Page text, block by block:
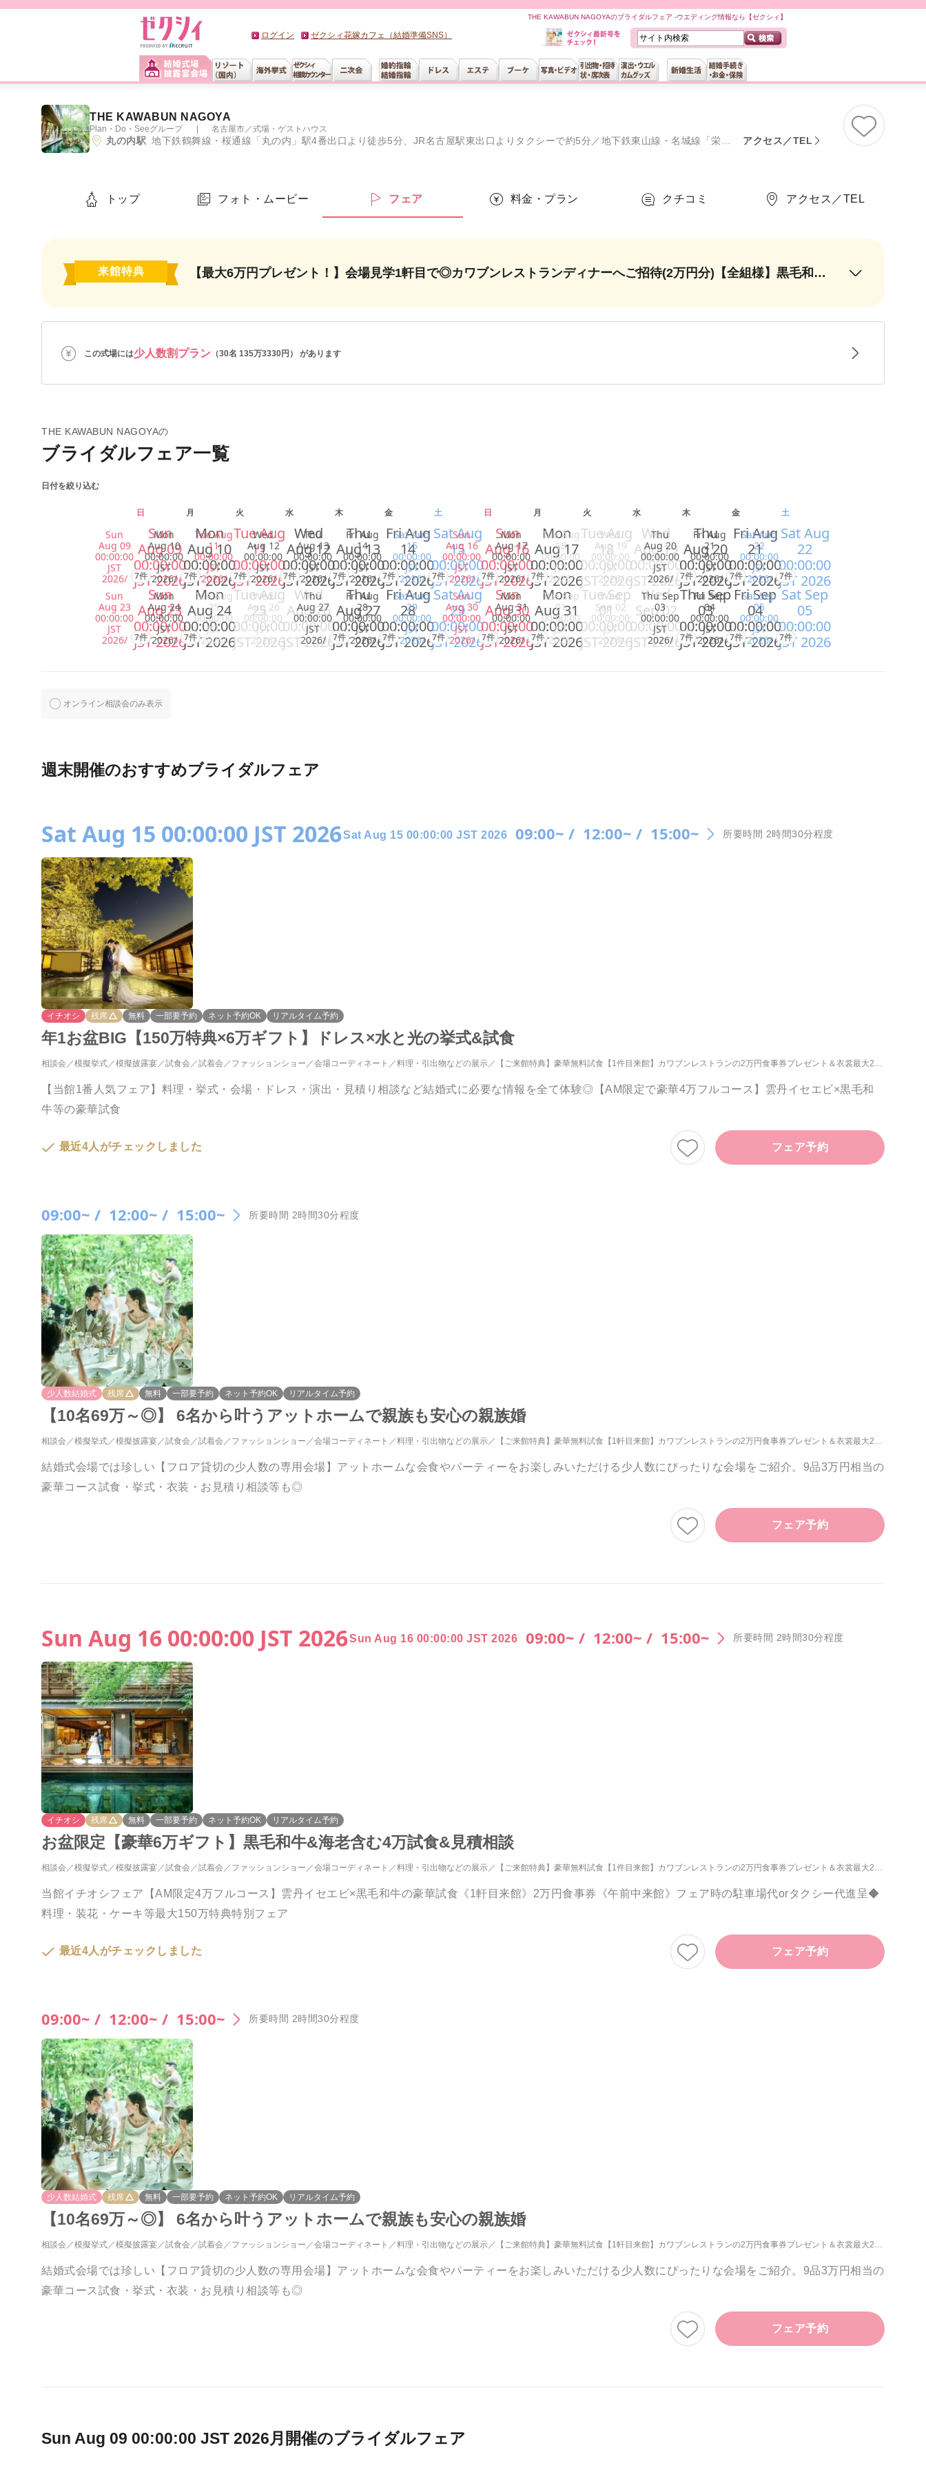
THE KAWABUN NAGOYAのブライダルフェア -ウエディング情報なら【ゼクシィ】
ログイン ゼクシィ花嫁カフェ（結婚準備SNS）
THE KAWABUN NAGOYA
Plan・Do・Seeグループ 名古屋市 ／式場・ゲストハウス
丸の内駅 地下鉄鶴舞線・桜通線「丸の内」駅4番出口より徒歩5分、JR名古屋駅東出口よりタクシーで約5分／地下鉄東山線・名城線「栄」駅よりタクシーで約5分、岐阜駅から電車で約40分／岡崎駅から電車で約50分／中部国際空港から電車で約50分 アクセス／TEL
トップ フォト・ムービー フェア 料金・プラン クチコミ アクセス／TEL
来館特典 【最大6万円プレゼント！】会場見学1軒目で◎カワブンレストランディナーへご招待(2万円分)【全組様】黒毛和牛・イセエビなど豪華3万円フルコース試食
この式場には少人数割プラン （30名 135万3330円） があります
THE KAWABUN NAGOYAの
ブライダルフェア一覧
日付を絞り込む
日 月 火 水 木 金 土 日 月 火 水 木 金 土
Sun
Aug 09
00:00:00
JST
2026/
Sun
Aug 09
00:00:00
JST 2026
7件
Mon
Aug 10
00:00:00
JST
2026/
Mon
Aug 10
00:00:00
JST 2026
7件
Tue Aug
11
00:00:00
JST
2026/
Tue Aug
11
00:00:00
JST 2026
7件
Wed
Aug 12
00:00:00
JST
2026/
Wed
Aug 12
00:00:00
JST 2026
7件
Thu
Aug 13
00:00:00
JST
2026/
Thu
Aug 13
00:00:00
JST 2026
7件
Fri Aug
14
00:00:00
JST
2026/
Fri Aug
14
00:00:00
JST 2026
7件
Sat Aug
15
00:00:00
JST
2026/
Sat Aug
15
00:00:00
JST 2026
7件
Sun
Aug 16
00:00:00
JST
2026/
Sun
Aug 16
00:00:00
JST 2026
7件
Mon
Aug 17
00:00:00
JST
2026/
Mon
Aug 17
00:00:00
JST 2026
7件
Tue Aug
18
00:00:00
JST
2026/
Tue Aug
18
00:00:00
JST 2026
Wed
Aug 19
00:00:00
JST
2026/
Wed
Aug 19
00:00:00
JST 2026
Thu
Aug 20
00:00:00
JST
2026/
Thu
Aug 20
00:00:00
JST 2026
7件
Fri Aug
21
00:00:00
JST
2026/
Fri Aug
21
00:00:00
JST 2026
7件
Sat Aug
22
00:00:00
JST
2026/
Sat Aug
22
00:00:00
JST 2026
7件
Sun
Aug 23
00:00:00
JST
2026/
Sun
Aug 23
00:00:00
JST 2026
7件
Mon
Aug 24
00:00:00
JST
2026/
Mon
Aug 24
00:00:00
JST 2026
7件
Tue Aug
25
00:00:00
JST
2026/
Tue Aug
25
00:00:00
JST 2026
Wed
Aug 26
00:00:00
JST
2026/
Wed
Aug 26
00:00:00
JST 2026
Thu
Aug 27
00:00:00
JST
2026/
Thu
Aug 27
00:00:00
JST 2026
7件
Fri Aug
28
00:00:00
JST
2026/
Fri Aug
28
00:00:00
JST 2026
7件
Sat Aug
29
00:00:00
JST
2026/
Sat Aug
29
00:00:00
JST 2026
7件
Sun
Aug 30
00:00:00
JST
2026/
Sun
Aug 30
00:00:00
JST 2026
7件
Mon
Aug 31
00:00:00
JST
2026/
Mon
Aug 31
00:00:00
JST 2026
7件
Tue Sep
01
00:00:00
JST
2026/
Tue Sep
01
00:00:00
JST 2026
Wed
Sep 02
00:00:00
JST
2026/
Wed
Sep 02
00:00:00
JST 2026
Thu Sep
03
00:00:00
JST
2026/
Thu Sep
03
00:00:00
JST 2026
7件
Fri Sep
04
00:00:00
JST
2026/
Fri Sep
04
00:00:00
JST 2026
7件
Sat Sep
05
00:00:00
JST
2026/
Sat Sep
05
00:00:00
JST 2026
7件
オンライン相談会のみ表示
週末開催のおすすめブライダルフェア
Sat Aug 15 00:00:00 JST 2026Sat Aug 15 00:00:00 JST 2026 09:00~ / 12:00~ / 15:00~ 所要時間 2時間30分程度
イチオシ 残席 無料 一部要予約 ネット予約OK リアルタイム予約
年1お盆BIG【150万特典×6万ギフト】ドレス×水と光の挙式&試食
相談会 模擬挙式 模擬披露宴 試食会 試着会 ファッションショー 会場コーディネート 料理・引出物などの展示 【ご来館特典】豪華無料試食【1件目来館】カワブンレストランの2万円食事券プレゼント＆衣裳最大20万円優待【午前中来館】贅沢4万フルコース試食＆フェア時の駐車場orタクシー代プレゼント
【当館1番人気フェア】料理・挙式・会場・ドレス・演出・見積り相談など結婚式に必要な情報を全て体験◎【AM限定で豪華4万フルコース】雲丹イセエビ×黒毛和
牛等の豪華試食
最近4人がチェックしました フェア予約
09:00~ / 12:00~ / 15:00~ 所要時間 2時間30分程度
少人数結婚式 残席 無料 一部要予約 ネット予約OK リアルタイム予約
【10名69万～◎】 6名から叶うアットホームで親族も安心の親族婚
相談会 模擬挙式 模擬披露宴 試食会 試着会 ファッションショー 会場コーディネート 料理・引出物などの展示 【ご来館特典】豪華無料試食【1軒目来館】カワブンレストランの2万円食事券プレゼント＆衣裳最大20万円優待【午前中来館】贅沢3万フルコース試食＆フェア時の駐車場orタクシー代プレゼント
結婚式会場では珍しい【フロア貸切の少人数の専用会場】アットホームな会食やパーティーをお楽しみいただける少人数にぴったりな会場をご紹介。9品3万円相当の
豪華コース試食・挙式・衣装・お見積り相談等も◎
フェア予約
Sun Aug 16 00:00:00 JST 2026Sun Aug 16 00:00:00 JST 2026 09:00~ / 12:00~ / 15:00~ 所要時間 2時間30分程度
イチオシ 残席 無料 一部要予約 ネット予約OK リアルタイム予約
お盆限定【豪華6万ギフト】黒毛和牛&海老含む4万試食&見積相談
相談会 模擬挙式 模擬披露宴 試食会 試着会 ファッションショー 会場コーディネート 料理・引出物などの展示 【ご来館特典】豪華無料試食【1件目来館】カワブンレストランの2万円食事券プレゼント＆衣裳最大20万円優待【午前中来館】贅沢4万フルコース試食＆フェア時の駐車場orタクシー代プレゼント
当館イチオシフェア【AM限定4万フルコース】雲丹イセエビ×黒毛和牛の豪華試食《1軒目来館》2万円食事券《午前中来館》フェア時の駐車場代orタクシー代進呈◆
料理・装花・ケーキ等最大150万特典特別フェア
最近4人がチェックしました フェア予約
09:00~ / 12:00~ / 15:00~ 所要時間 2時間30分程度
少人数結婚式 残席 無料 一部要予約 ネット予約OK リアルタイム予約
【10名69万～◎】 6名から叶うアットホームで親族も安心の親族婚
相談会 模擬挙式 模擬披露宴 試食会 試着会 ファッションショー 会場コーディネート 料理・引出物などの展示 【ご来館特典】豪華無料試食【1軒目来館】カワブンレストランの2万円食事券プレゼント＆衣裳最大20万円優待【午前中来館】贅沢3万フルコース試食＆フェア時の駐車場orタクシー代プレゼント
結婚式会場では珍しい【フロア貸切の少人数の専用会場】アットホームな会食やパーティーをお楽しみいただける少人数にぴったりな会場をご紹介。9品3万円相当の
豪華コース試食・挙式・衣装・お見積り相談等も◎
フェア予約
Sun Aug 09 00:00:00 JST 2026月開催のブライダルフェア